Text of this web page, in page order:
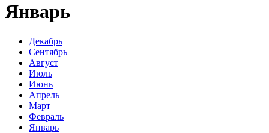
Январь
Декабрь
Сентябрь
Август
Июль
Июнь
Апрель
Март
Февраль
Январь